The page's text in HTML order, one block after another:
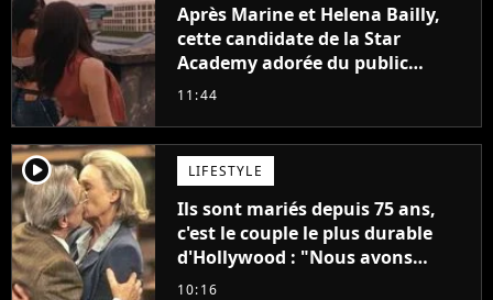
Après Marine et Helena Bailly,
cette candidate de la Star
Academy adorée du public
annonce son premier album,
11:44
player2 LIFESTYLE
Ils sont mariés depuis 75 ans,
c'est le couple le plus durable
d'Hollywood : "Nous avons
avancé jour après jour, et les
10:16